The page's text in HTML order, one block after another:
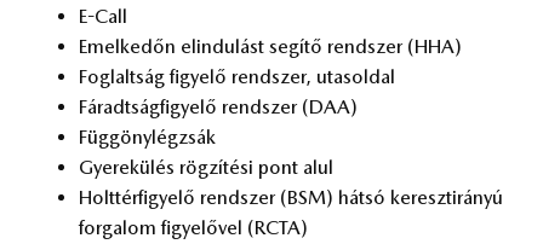
E-Call
Emel­ke­dőn el­in­du­lást se­gí­tő rend­szer (HHA)
Fog­lalt­ság fi­gye­lő rend­szer, utas­ol­dal
Fá­radt­ság­fi­gye­lő rend­szer (DAA)
Füg­göny­lég­zsák
Gye­rek­ülés rög­zí­té­si pont alul
Holt­tér­fi­gye­lő rend­szer (BSM) hát­só ke­reszt­irá­nyú
for­ga­lom fi­gye­lő­vel (RCTA)